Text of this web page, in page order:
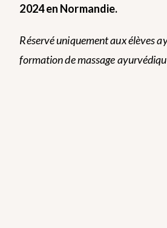
2024 en Normandie.
Réservé uniquement aux élèves
formation de massage